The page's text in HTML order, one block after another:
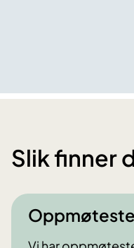
Slik finner